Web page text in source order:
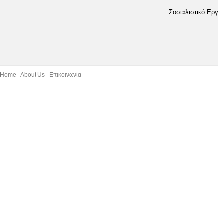
Σοσιαλιστικό
Home About Us Επικοινωνία